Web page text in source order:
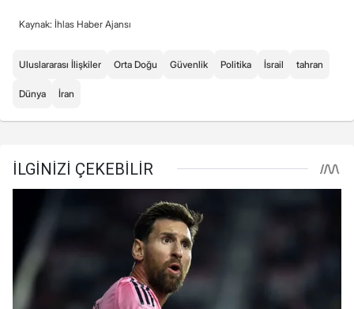
Kaynak: İhlas Haber Ajansı
Uluslararası İlişkiler Orta Doğu Güvenlik Politika İsrail tahran
Dünya İran